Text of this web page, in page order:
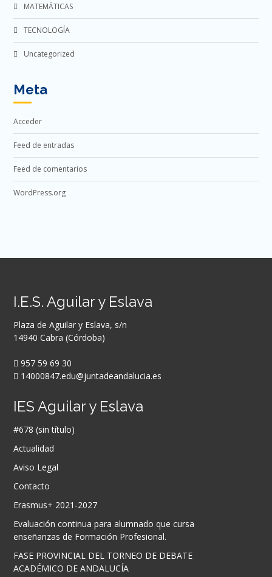
MATEMÁTICAS
TECNOLOGÍA
Uncategorized
Meta
Acceder
Feed de entradas
Feed de comentarios
WordPress.org
I.E.S. Aguilar y Eslava
Plaza de Aguilar y Eslava, s/n
14940 Cabra (Córdoba)
957 59 69 30
14000847.edu@juntadeandalucia.es
IES Aguilar y Eslava
#678 (sin título)
Actualidad
Aviso Legal
Contacto
Erasmus+ 2021-2027
Evaluación continua para alumnado que cursa
enseñanzas de Formación Profesional.
FASE PROVINCIAL DEL TORNEO DE DEBATE
ACADÉMICO DE ANDALUCÍA